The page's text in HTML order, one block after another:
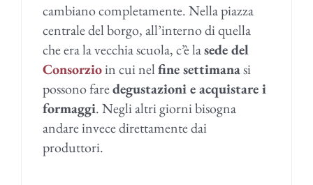
cambiano completamente. Nella piazza
centrale del borgo, all’interno di quella
che era la vecchia scuola, c’è lasede del
Consorzioin cui nelfine settimanasi
possono faredegustazioni e acquistare i
formaggi. Negli altri giorni bisogna
andare invece direttamente dai
produttori.